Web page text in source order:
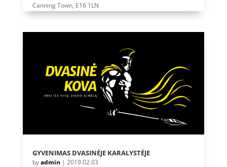
Canning Town, E16 1LN
GYVENIMAS DVASINĖJE KARALYSTĖJE
byadmin | 2019.02.03